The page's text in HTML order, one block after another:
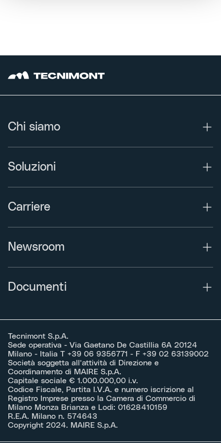
Chi siamo
Soluzioni
Carriere
Newsroom
Documenti
Tecnimont S.p.A.
Sede operativa - Via Gaetano De Castillia 6A 20124
Milano - Italia T +39 06 9356771 - F +39 02 63139002
Società soggetta all’attività di Direzione e
Coordinamento di MAIRE S.p.A.
Capitale sociale € 1.000.000,00 i.v.
Codice Fiscale, Partita I.V.A. e numero iscrizione al
Registro Imprese presso la Camera di Commercio di
Milano Monza Brianza e Lodi: 01628410159
R.E.A. Milano n. 574643
Copyright 2024. MAIRE S.p.A.